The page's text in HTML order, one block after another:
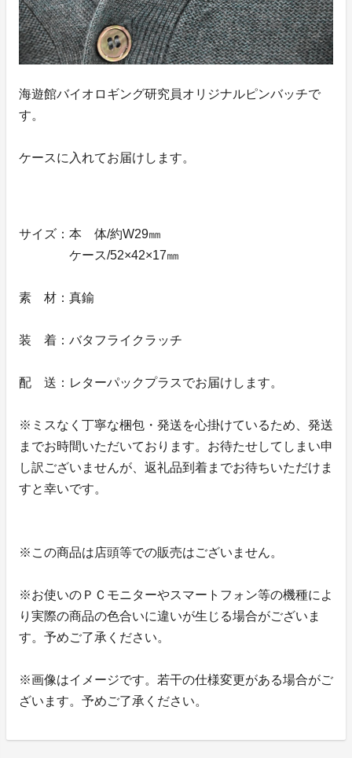
海遊館バイオロギング研究員オリジナルピンバッチで
す。
ケースに入れてお届けします。
サイズ：本 体/約W29㎜
ケース/52×42×17㎜
素 材：真鍮
装 着：バタフライクラッチ
配 送：レターパックプラスでお届けします。
※ミスなく丁寧な梱包・発送を心掛けているため、発送
までお時間いただいております。お待たせしてしまい申
し訳ございませんが、返礼品到着までお待ちいただけま
すと幸いです。
※この商品は店頭等での販売はございません。
※お使いのＰＣモニターやスマートフォン等の機種によ
り実際の商品の色合いに違いが生じる場合がございま
す。予めご了承ください。
※画像はイメージです。若干の仕様変更がある場合がご
ざいます。予めご了承ください。